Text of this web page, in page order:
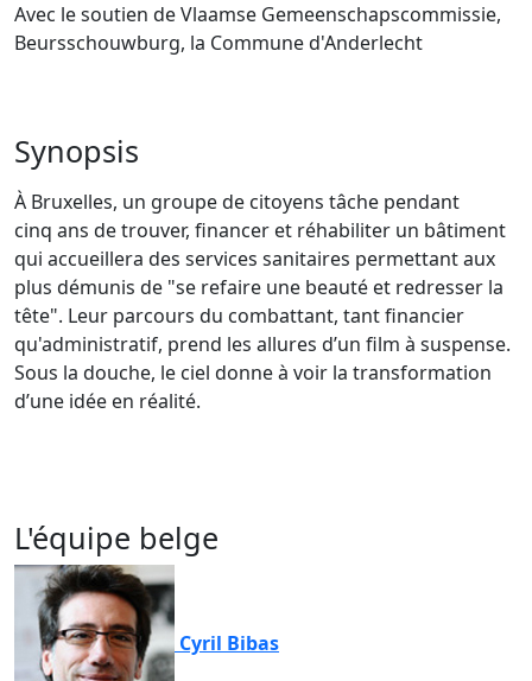
Avec le soutien de Vlaamse Gemeenschapscommissie,
Beursschouwburg, la Commune d'Anderlecht
Synopsis
À Bruxelles, un groupe de citoyens tâche pendant
cinq ans de trouver, financer et réhabiliter un bâtiment
qui accueillera des services sanitaires permettant aux
plus démunis de "se refaire une beauté et redresser la
tête". Leur parcours du combattant, tant financier
qu'administratif, prend les allures d’un film à suspense.
Sous la douche, le ciel donne à voir la transformation
d’une idée en réalité.
L'équipe belge
Cyril Bibas